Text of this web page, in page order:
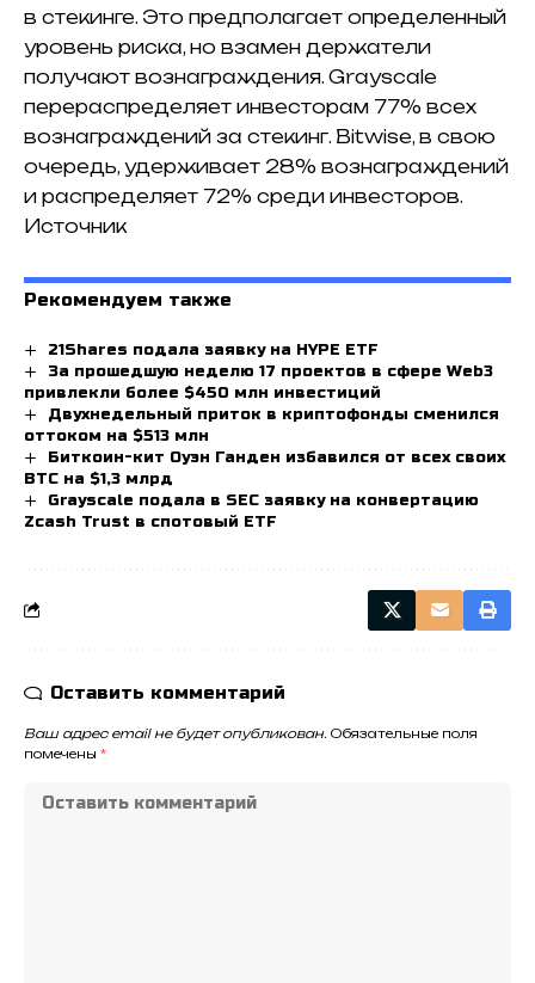
в стекинге. Это предполагает определенный
уровень риска, но взамен держатели
получают вознаграждения. Grayscale
перераспределяет инвесторам 77% всех
вознаграждений за стекинг. Bitwise, в свою
очередь, удерживает 28% вознаграждений
и распределяет 72% среди инвесторов.
Источник
Рекомендуем также
21Shares подала заявку на HYPE ETF
За прошедшую неделю 17 проектов в сфере Web3
привлекли более $450 млн инвестиций
Двухнедельный приток в криптофонды сменился
оттоком на $513 млн
Биткоин-кит Оуэн Ганден избавился от всех своих
BTC на $1,3 млрд
Grayscale подала в SEC заявку на конвертацию
Zcash Trust в спотовый ETF
Оставить комментарий
Ваш адрес email не будет опубликован. Обязательные поля
помечены *